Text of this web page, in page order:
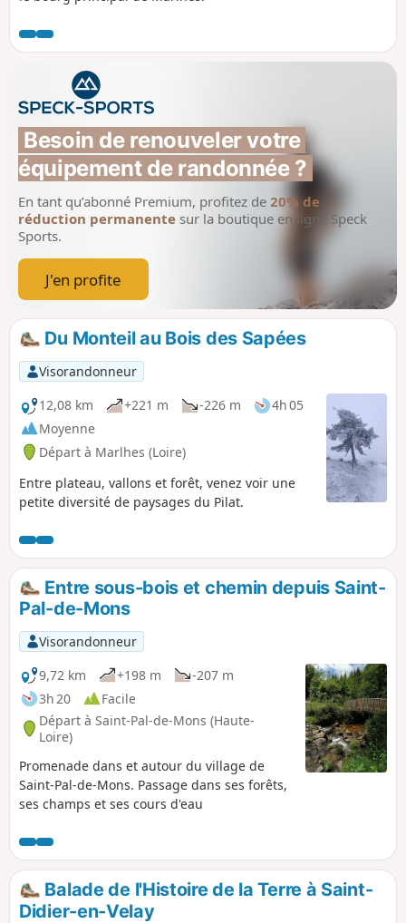
Besoin de renouveler votre
équipement de randonnée ?
En tant qu’abonné Premium, profitez de 20% de
réduction permanente sur la boutique en ligne Speck
Sports.
J'en profite
Du Monteil au Bois des Sapées
Visorandonneur
12,08 km
+221 m -226 m
4h 05
Moyenne
Départ à Marlhes (Loire)
Entre plateau, vallons et forêt, venez voir une
petite diversité de paysages du Pilat.
Entre sous-bois et chemin depuis Saint-
Pal-de-Mons
Visorandonneur
9,72 km
+198 m
-207 m
3h 20
Facile
Départ à Saint-Pal-de-Mons (Haute-
Loire)
Promenade dans et autour du village de
Saint-Pal-de-Mons. Passage dans ses forêts,
ses champs et ses cours d'eau
Balade de l'Histoire de la Terre à Saint-
Didier-en-Velay